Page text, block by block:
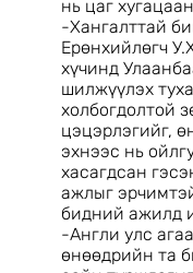
нь цаг
-Хангалттай
Ерөнхийлөгч
хүчинд
шилжүүлэх
холбогдолтой
цэцэрлэгийг,
эхнээс нь
хасагдсан
ажлыг
бидний ажилд
-Англи улс
өнөөдрийн та